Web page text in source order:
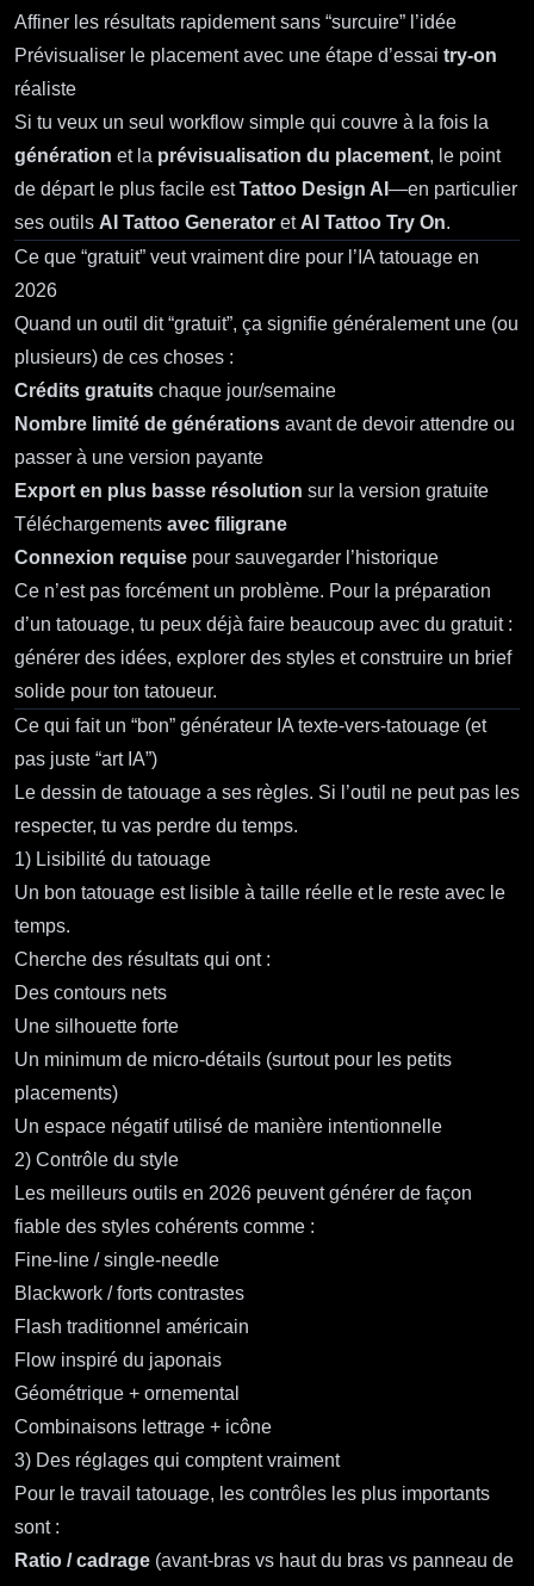
Affiner les résultats rapidement sans “surcuire” l’idée
Prévisualiser le placement avec une étape d’essai try‑on
réaliste
Si tu veux un seul workflow simple qui couvre à la fois la
génération et la prévisualisation du placement, le point
de départ le plus facile estTattoo Design AI —en particulier
ses outils AI Tattoo Generator et AI Tattoo Try On.
Ce que “gratuit” veut vraiment dire pour l’IA tatouage en
2026
Quand un outil dit “gratuit”, ça signifie généralement une (ou
plusieurs) de ces choses :
Crédits gratuits chaque jour/semaine
Nombre limité de générations avant de devoir attendre ou
passer à une version payante
Export en plus basse résolution sur la version gratuite
Téléchargements avec filigrane
Connexion requise pour sauvegarder l’historique
Ce n’est pas forcément un problème. Pour la préparation
d’un tatouage, tu peux déjà faire beaucoup avec du gratuit :
générer des idées, explorer des styles et construire un brief
solide pour ton tatoueur.
Ce qui fait un “bon” générateur IA texte‑vers‑tatouage (et
pas juste “art IA”)
Le dessin de tatouage a ses règles. Si l’outil ne peut pas les
respecter, tu vas perdre du temps.
1) Lisibilité du tatouage
Un bon tatouage est lisible à taille réelle et le reste avec le
temps.
Cherche des résultats qui ont :
Des contours nets
Une silhouette forte
Un minimum de micro‑détails (surtout pour les petits
placements)
Un espace négatif utilisé de manière intentionnelle
2) Contrôle du style
Les meilleurs outils en 2026 peuvent générer de façon
fiable des styles cohérents comme :
Fine‑line / single‑needle
Blackwork / forts contrastes
Flash traditionnel américain
Flow inspiré du japonais
Géométrique + ornemental
Combinaisons lettrage + icône
3) Des réglages qui comptent vraiment
Pour le travail tatouage, les contrôles les plus importants
sont :
Ratio / cadrage (avant‑bras vs haut du bras vs panneau de